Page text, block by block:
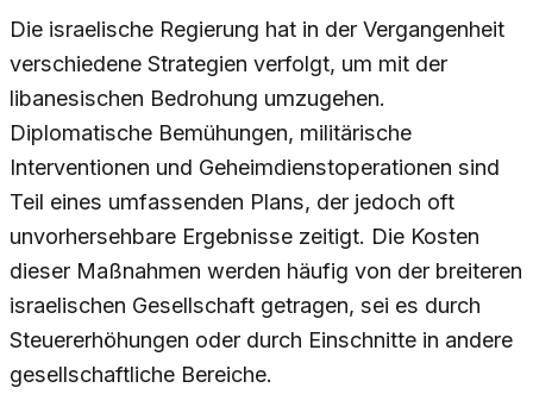
Die israelische Regierung hat in der Vergangenheit
verschiedene Strategien verfolgt, um mit der
libanesischen Bedrohung umzugehen.
Diplomatische Bemühungen, militärische
Interventionen und Geheimdienstoperationen sind
Teil eines umfassenden Plans, der jedoch oft
unvorhersehbare Ergebnisse zeitigt. Die Kosten
dieser Maßnahmen werden häufig von der breiteren
israelischen Gesellschaft getragen, sei es durch
Steuererhöhungen oder durch Einschnitte in andere
gesellschaftliche Bereiche.